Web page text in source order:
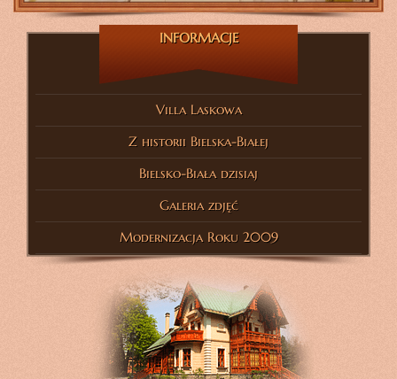
INFORMACJE
Villa Laskowa
Z historii Bielska-Białej
Bielsko-Biała dzisiaj
Galeria zdjęć
Modernizacja Roku 2009